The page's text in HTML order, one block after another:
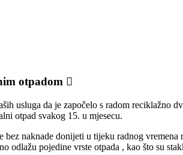
otpadom 
usluga da je započelo s radom reciklažno
otpad svakog 15. u mjesecu.
bez naknade donijeti u tijeku radnog
odlažu pojedine vrste otpada , kao što su